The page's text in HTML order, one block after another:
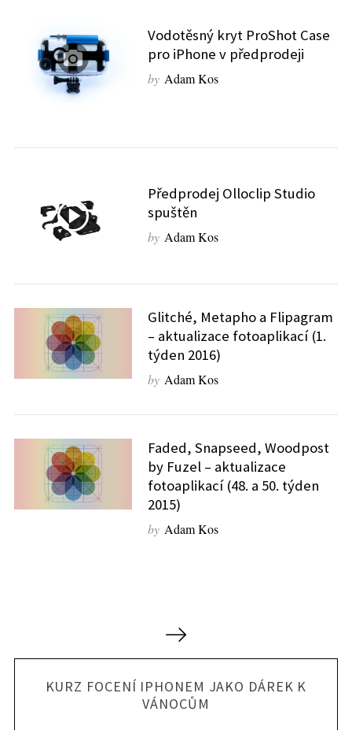
Vodotěsný kryt ProShot Case
pro iPhone v předprodeji
by Adam Kos
Předprodej Olloclip Studio
spuštěn
by Adam Kos
Glitché, Metapho a Flipagram
– aktualizace fotoaplikací (1.
týden 2016)
by Adam Kos
Faded, Snapseed, Woodpost
by Fuzel – aktualizace
fotoaplikací (48. a 50. týden
2015)
by Adam Kos
v
KURZ FOCENÍ IPHONEM JAKO DÁREK K
VÁNOCŮM
r
c
o
: